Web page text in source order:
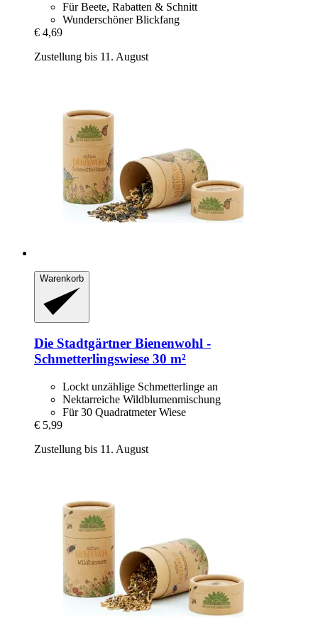
Für Beete, Rabatten & Schnitt
Wunderschöner Blickfang
€ 4,69
Zustellung bis 11. August
Warenkorb
Die Stadtgärtner Bienenwohl -​
Schmetterlingswiese 30 m²
Lockt unzählige Schmetterlinge an
Nektarreiche Wildblumenmischung
Für 30 Quadratmeter Wiese
€ 5,99
Zustellung bis 11. August